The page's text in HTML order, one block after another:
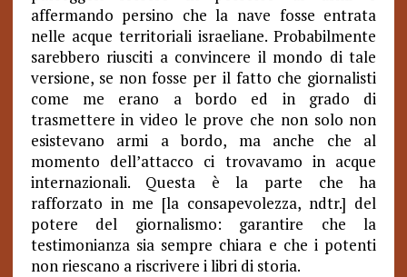
affermando persino che la nave fosse entrata
nelle acque territoriali israeliane. Probabilmente
sarebbero riusciti a convincere il mondo di tale
versione, se non fosse per il fatto che giornalisti
come me erano a bordo ed in grado di
trasmettere in video le prove che non solo non
esistevano armi a bordo, ma anche che al
momento dell’attacco ci trovavamo in acque
internazionali. Questa è la parte che ha
rafforzato in me [la consapevolezza, ndtr.] del
potere del giornalismo: garantire che la
testimonianza sia sempre chiara e che i potenti
non riescano a riscrivere i libri di storia.